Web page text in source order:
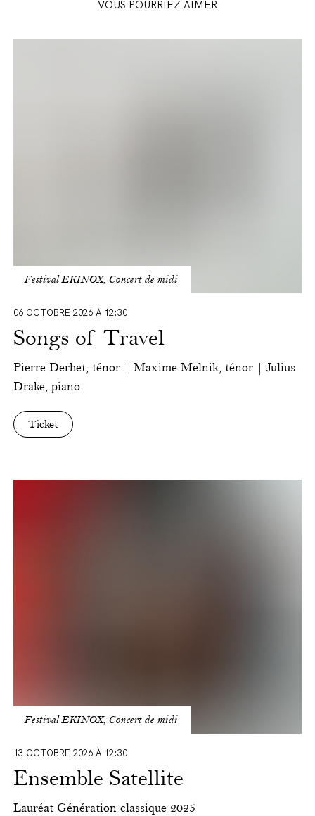
VOUS POURRIEZ AIMER
Festival EKINOX, Concert de midi
06 OCTOBRE 2026 À 12:30
Songs of Travel
Pierre Derhet, ténor | Maxime Melnik, ténor | Julius
Drake, piano
Ticket
Festival EKINOX, Concert de midi
13 OCTOBRE 2026 À 12:30
Ensemble Satellite
Lauréat Génération classique 2025